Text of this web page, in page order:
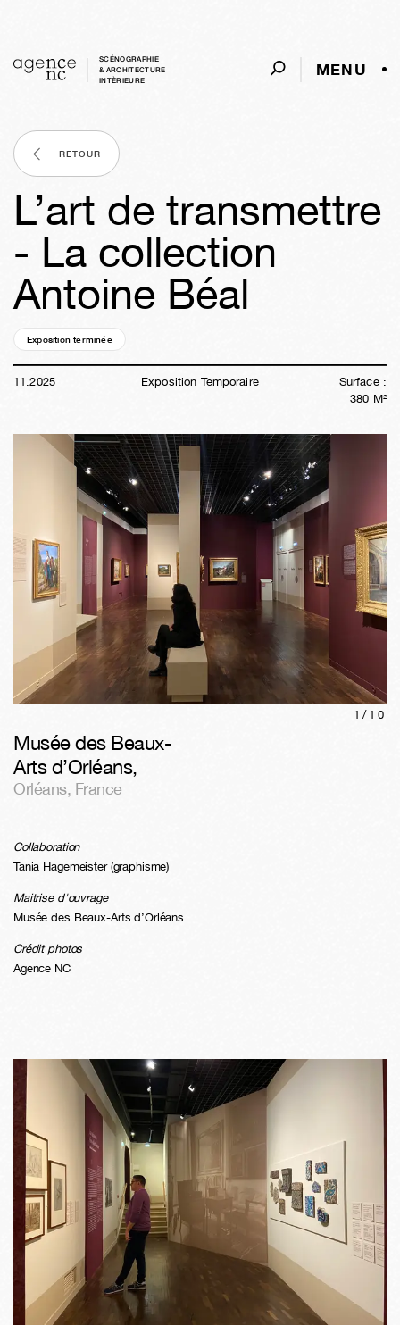
SCÉNOGRAPHIE
& ARCHITECTURE
INTÈRIEURE
MENU
RETOUR
L’art de transmettre
- La collection
Antoine Béal
Exposition terminée
11 .2025 Exposition Temporaire
Surface :
380 M²
1/ 10
Musée des Beaux-
Arts d’Orléans,
Orléans, France
Collaboration
Tania Hagemeister (graphisme)
Maitrise d'ouvrage
Musée des Beaux-Arts d’Orléans
Crédit photos
Agence NC